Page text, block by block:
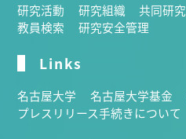
研究活動 研究組織
共同研
教員検索
研究安全管理
Links
名古屋大学 名古屋大学基金
プレスリリース手続きについて